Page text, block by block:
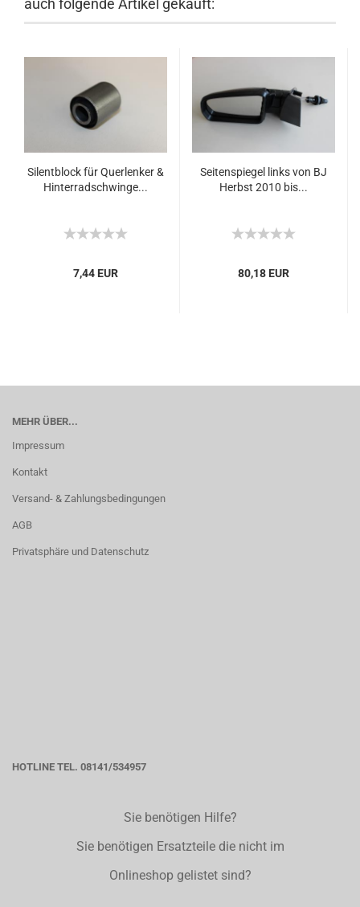
auch folgende Artikel gekauft:
Silentblock für Querlenker &
Hinterradschwinge...
7,44 EUR
Seitenspiegel links von BJ
Herbst 2010 bis...
80,18 EUR
MEHR ÜBER...
Impressum
Kontakt
Versand- & Zahlungsbedingungen
AGB
Privatsphäre und Datenschutz
HOTLINE TEL. 08141/534957
Sie benötigen Hilfe?
Sie benötigen Ersatzteile die nicht im
Onlineshop gelistet sind?